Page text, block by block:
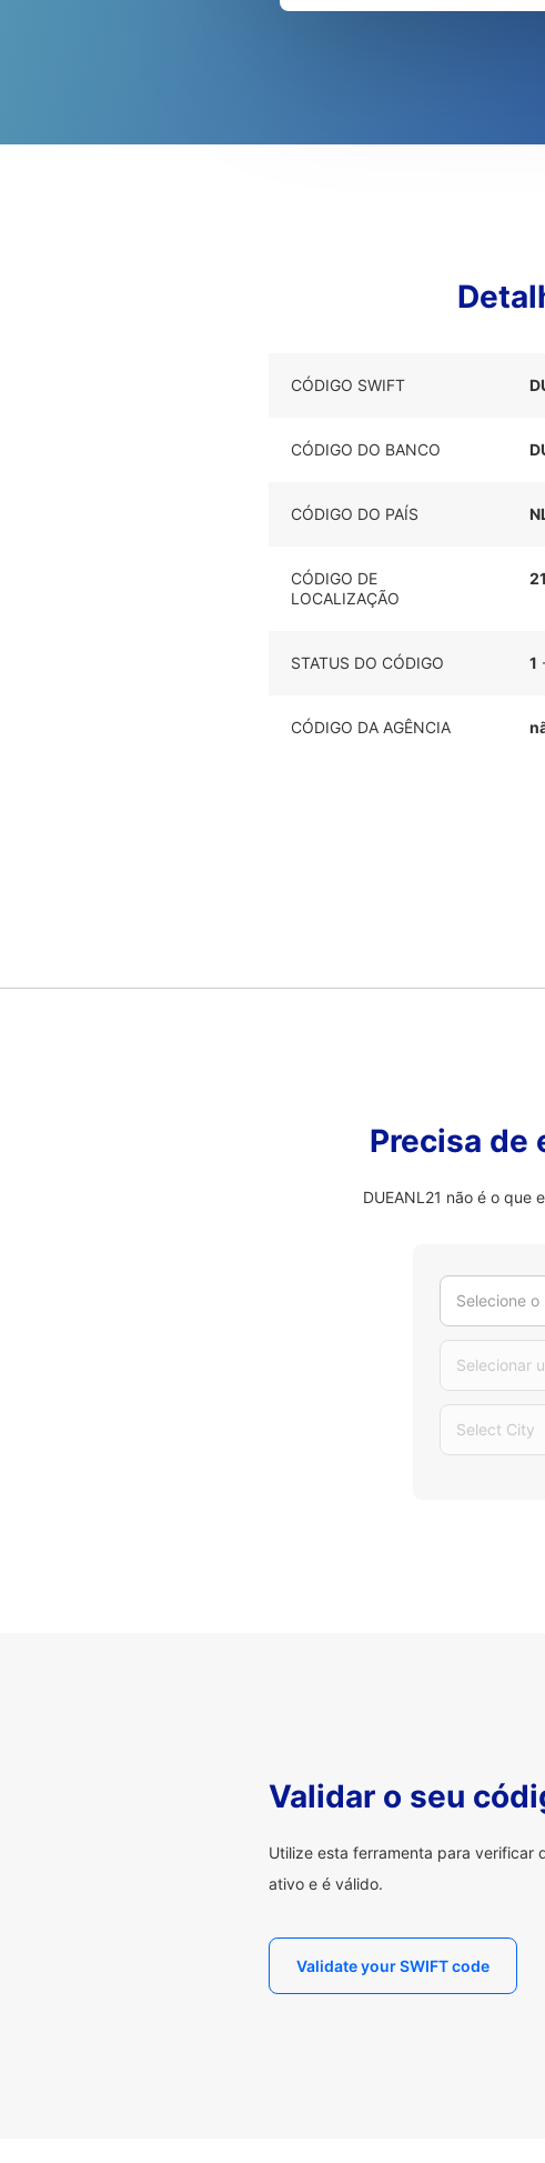
CÓDIGO SWIFT
CÓDIGO DO BANCO
CÓDIGO DO PAÍS
CÓDIGO DE
LOCALIZAÇÃO
21
STATUS DO CÓDIGO 1
CÓDIGO DA AGÊNCIA
Precisa de
DUEANL21 não é o
Selecione o
Selecionar
Select City
Validar o seu
Utilize esta ferramenta para verificar
ativo e é válido.
Validate your SWIFT code